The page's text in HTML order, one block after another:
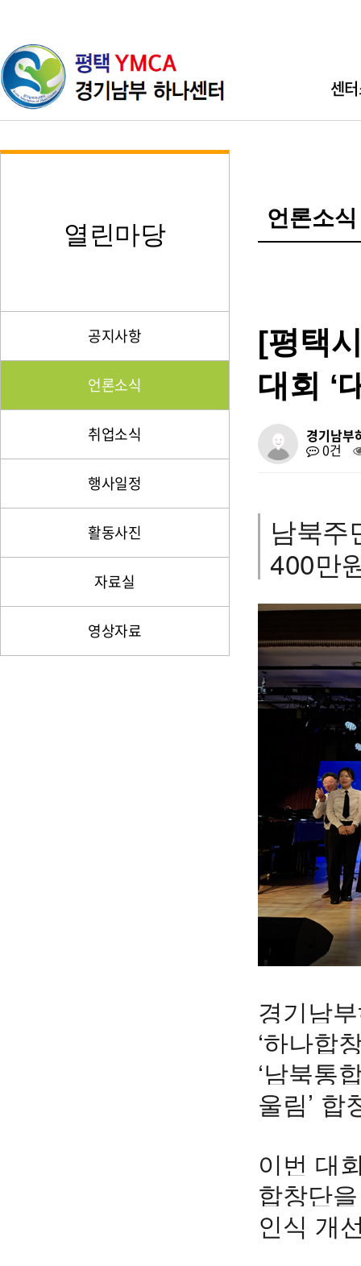
센
직원소개
열린마당
공지사항
언론소식
취업소식
행사일정
활동사진
자료실
영상자료
언론소식
[평택
대회 ‘
경기남부
0건
남북주
400만
경기남
‘하나합
‘남북통
울림’
이번 대
합창단
인식 개